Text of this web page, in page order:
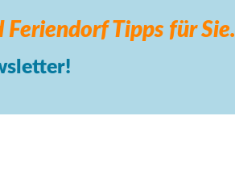
FeriendorfTipps für Sie.